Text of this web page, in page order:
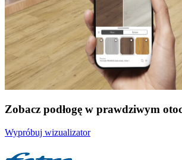
Zobacz podłogę w prawdziwym
Wypróbuj wizualizator